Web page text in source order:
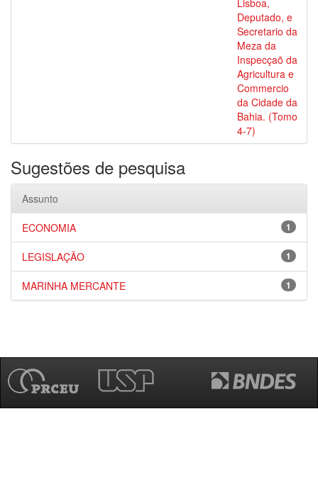
Lisboa,
Deputado, e
Secretario da
Meza da
Inspecçaõ da
Agricultura e
Commercio
da Cidade da
Bahia. (Tomo
4-7)
Sugestões de pesquisa
Assunto
1
ECONOMIA
1
LEGISLAÇÃO
1
MARINHA MERCANTE